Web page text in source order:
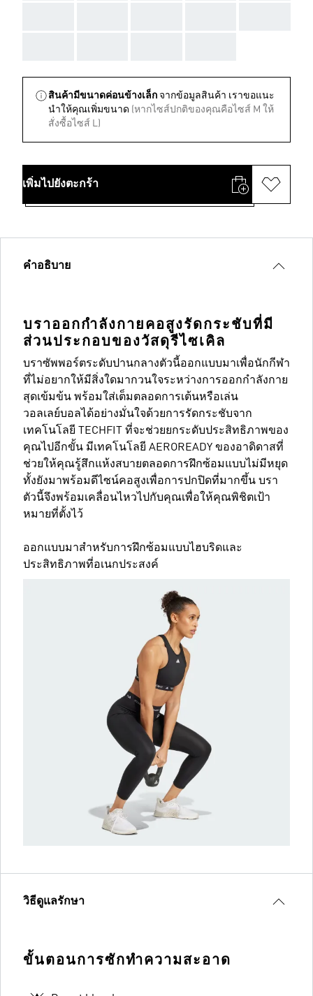
สินค้ามีขนาดค่อนข้างเล็ก จากข้อมูลสินค้า เราขอแนะ
นําให้คุณเพิ่มขนาด (หากไซส์ปกติของคุณคือไซส์ M ให้
สั่งซื้อไซส์ L)
เพิ่มไปยังตะกร้า
คำอธิบาย
บราออกกำลังกายคอสูงรัดกระชับที่มี
ส่วนประกอบของวัสดุรีไซเคิล
บราซัพพอร์ตระดับปานกลางตัวนี้ออกแบบมาเพื่อนักกีฬา
ที่ไม่อยากให้มีสิ่งใดมากวนใจระหว่างการออกกำลังกาย
สุดเข้มข้น พร้อมใส่เต็มตลอดการเต้นหรือเล่น
วอลเลย์บอลได้อย่างมั่นใจด้วยการรัดกระชับจาก
เทคโนโลยี TECHFIT ที่จะช่วยยกระดับประสิทธิภาพของ
คุณไปอีกขั้น มีเทคโนโลยี AEROREADY ของอาดิดาสที่
ช่วยให้คุณรู้สึกแห้งสบายตลอดการฝึกซ้อมแบบไม่มีหยุด
ทั้งยังมาพร้อมดีไซน์คอสูงเพื่อการปกปิดที่มากขึ้น บรา
ตัวนี้จึงพร้อมเคลื่อนไหวไปกับคุณเพื่อให้คุณพิชิตเป้า
หมายที่ตั้งไว้
ออกแบบมาสำหรับการฝึกซ้อมแบบไฮบริดและ
ประสิทธิภาพที่อเนกประสงค์
วิธีดูแลรักษา
ขั้นตอนการซักทำความสะอาด